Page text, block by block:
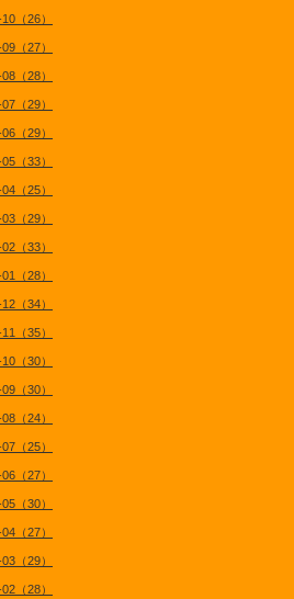
（26）
（27）
（28）
（29）
（29）
（33）
（25）
（29）
（33）
（28）
（34）
（35）
（30）
（30）
（24）
（25）
（27）
（30）
（27）
（29）
（28）